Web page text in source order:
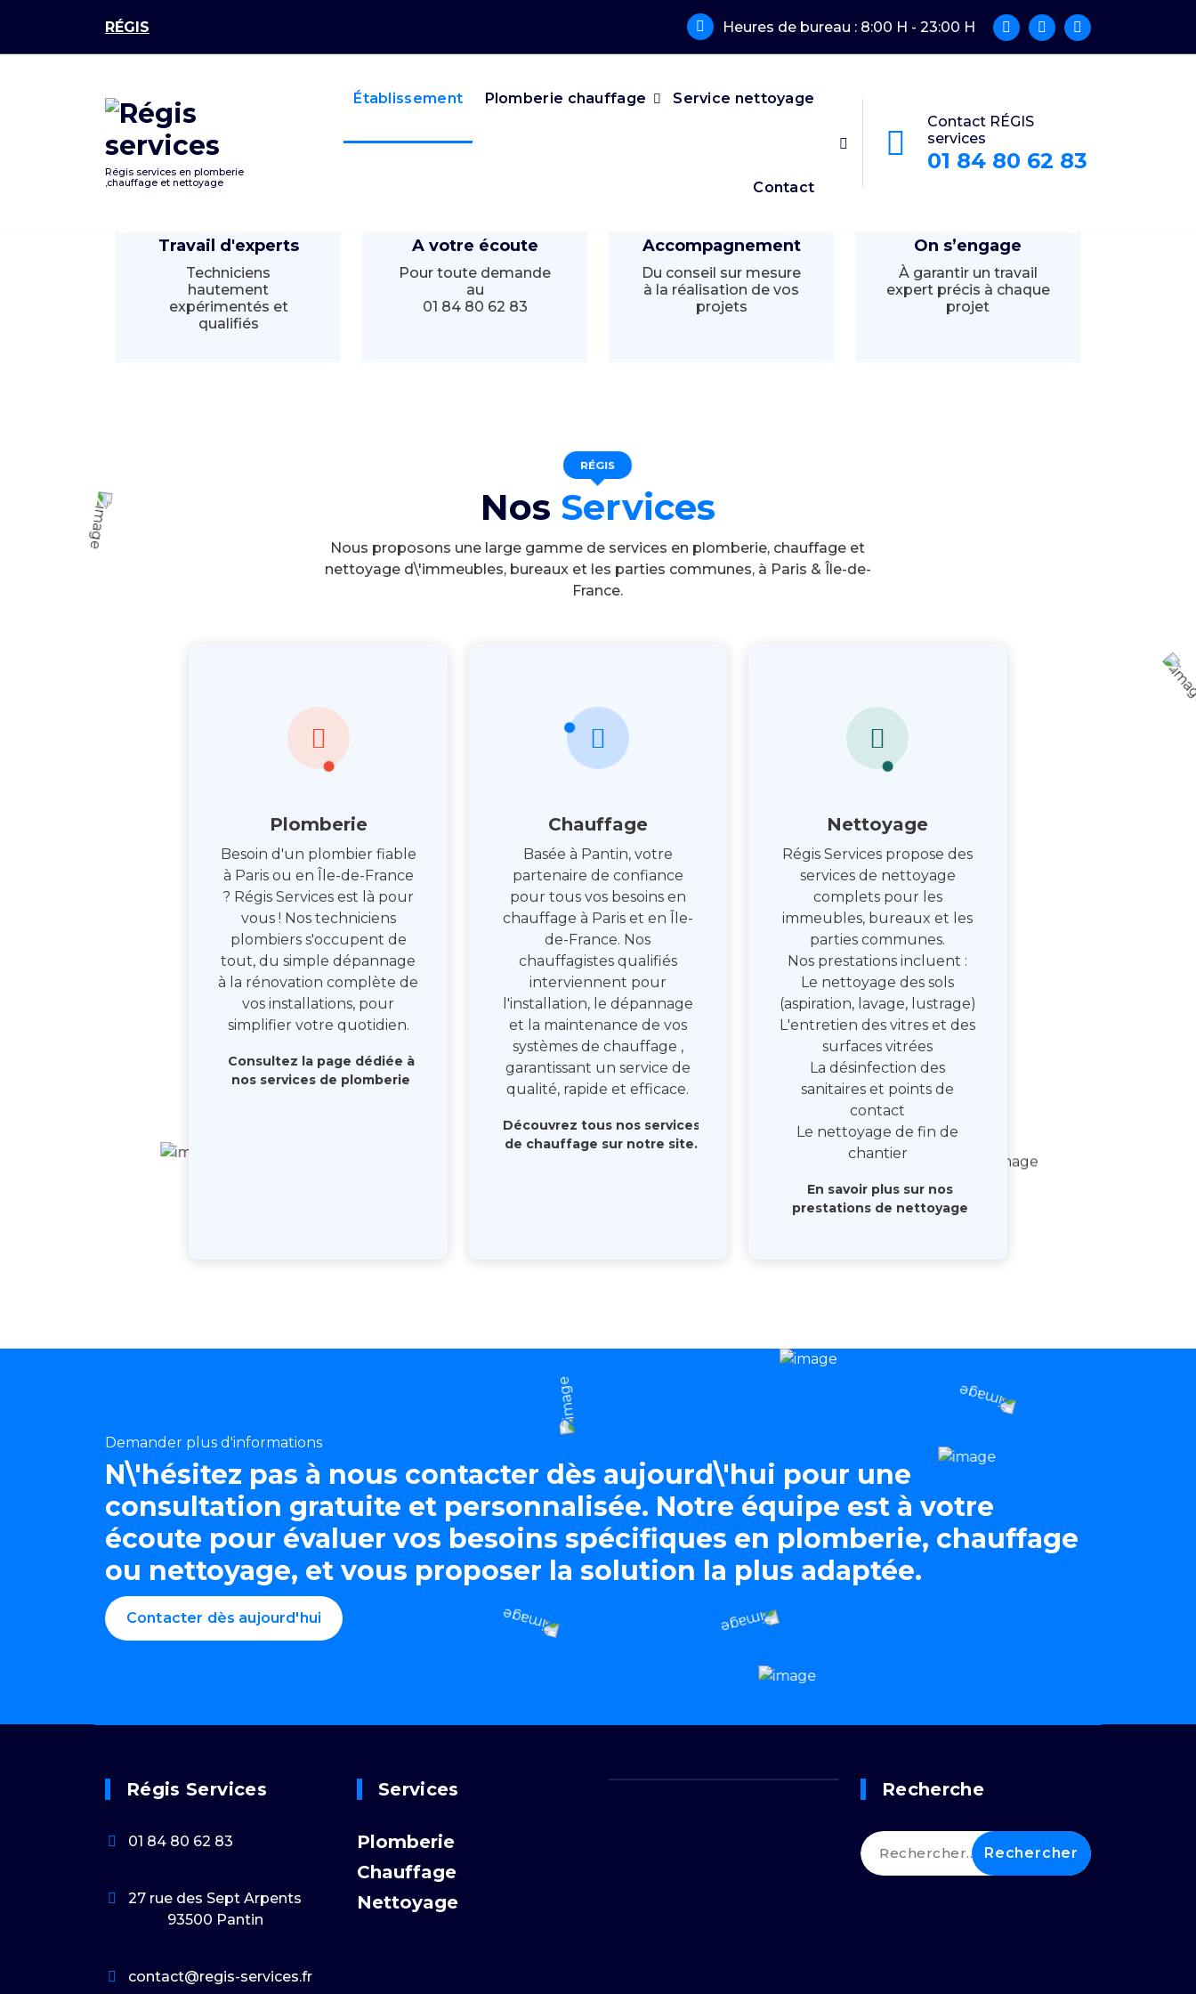
contenu
RÉGIS Heures de bureau : 8:00 H - 23:00 H
Régis services en plomberie
,chauffage et nettoyage
Établissement Plomberie chauffage Service nettoyage
Contact
Contact RÉGIS
services
01 84 80 62 83
Travail d'experts
Techniciens
hautement
expérimentés et
qualifiés
A votre écoute
Pour toute demande
au
01 84 80 62 83
Accompagnement
Du conseil sur mesure
à la réalisation de vos
projets
On s’engage
À garantir un travail
expert précis à chaque
projet
RÉGIS
Nos Services
Nous proposons une large gamme de services en plomberie, chauffage et
nettoyage d\'immeubles, bureaux et les parties communes, à Paris & Île-de-
France.
Plomberie
Besoin d'un plombier fiable
à Paris ou en Île-de-France
? Régis Services est là pour
vous ! Nos techniciens
plombiers s'occupent de
tout, du simple dépannage
à la rénovation complète de
vos installations, pour
simplifier votre quotidien.
Consultez la page dédiée à
nos services de plomberie
Chauffage
Basée à Pantin, votre
partenaire de confiance
pour tous vos besoins en
chauffage à Paris et en Île-
de-France. Nos
chauffagistes qualifiés
interviennent pour
l'installation, le dépannage
et la maintenance de vos
systèmes de chauffage ,
garantissant un service de
qualité, rapide et efficace.
Découvrez tous nos services
de chauffage sur notre site.
Nettoyage
Régis Services propose des
services de nettoyage
complets pour les
immeubles, bureaux et les
parties communes.
Nos prestations incluent :
Le nettoyage des sols
(aspiration, lavage, lustrage)
L'entretien des vitres et des
surfaces vitrées
La désinfection des
sanitaires et points de
contact
Le nettoyage de fin de
chantier
En savoir plus sur nos
prestations de nettoyage
Demander plus d'informations
N\'hésitez pas à nous contacter dès aujourd\'hui pour une
consultation gratuite et personnalisée. Notre équipe est à votre
écoute pour évaluer vos besoins spécifiques en plomberie, chauffage
ou nettoyage, et vous proposer la solution la plus adaptée.
Contacter dès aujourd'hui
Régis Services
01 84 80 62 83
27 rue des Sept Arpents
93500 Pantin
contact@regis-services.fr
Services
Plomberie
Chauffage
Nettoyage
Recherche
Rechercher :